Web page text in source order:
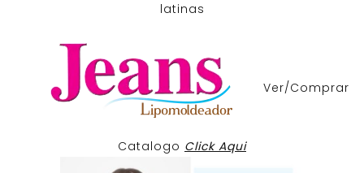
latinas
Ver/Comprar
Catalogo Click Aqui